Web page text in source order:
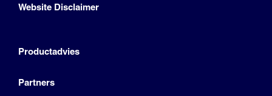
Website Disclaimer
Productadvies
Partners